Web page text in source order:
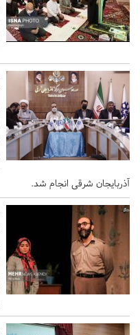
آذربایجان شرقی انجام شد.